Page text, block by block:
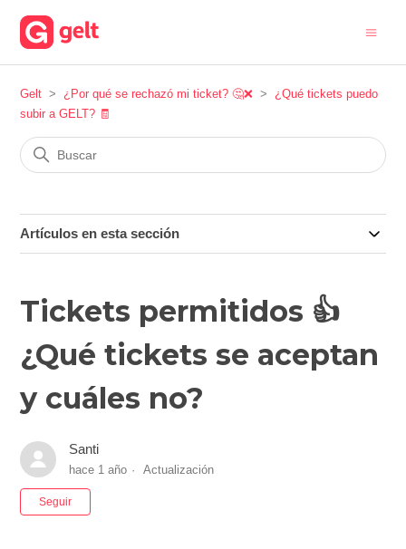
Gelt ¿Por qué se rechazó mi ticket? 🤔❌
¿Qué tickets puedo
subir a GELT? 🧾
Artículos en esta sección
Tickets permitidos 👍
¿Qué tickets se aceptan
y cuáles no?
Santi
hace 1 año Actualización
Seguir